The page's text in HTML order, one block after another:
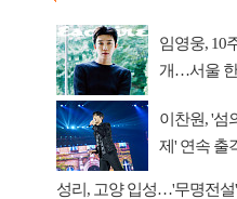
임영웅, 10
개…서울
이찬원, '섬
제' 연속 출
성리, 고양 입성…'무명전